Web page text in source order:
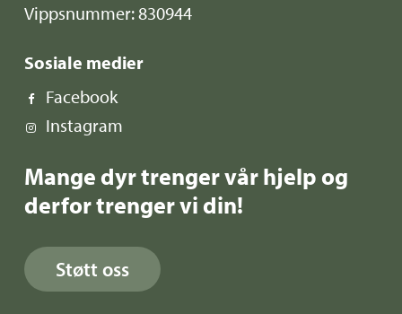
Vippsnummer: 830944
Sosiale medier
Facebook
Instagram
Mange dyr trenger vår hjelp og
derfor trenger vi din!
Støtt oss